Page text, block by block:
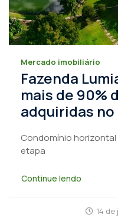
Mercado imobiliário
Fazenda
mais de 90%
adquiridas
Condomínio
etapa
Continue lendo
14